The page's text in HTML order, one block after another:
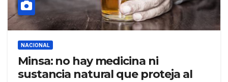
NACIONAL
Minsa: no hay medicina ni
sustancia natural que proteja al